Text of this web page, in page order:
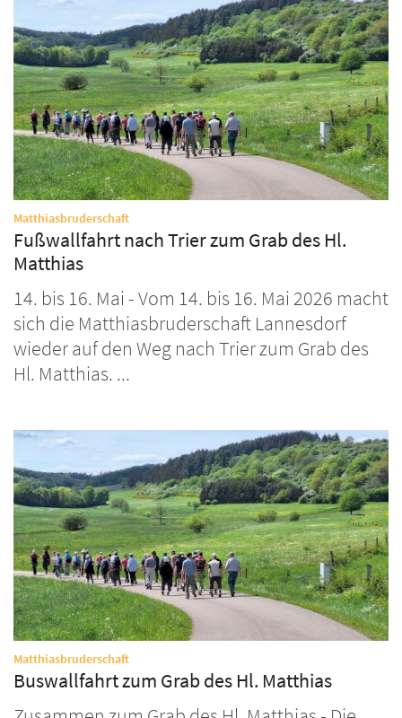
Matthiasbruderschaft:
Fußwallfahrt nach Trier zum Grab des Hl.
Matthias
14. bis 16. Mai - Vom 14. bis 16. Mai 2026 macht
sich die Matthiasbruderschaft Lannesdorf
wieder auf den Weg nach Trier zum Grab des
Hl. Matthias. ...
Matthiasbruderschaft:
Buswallfahrt zum Grab des Hl. Matthias